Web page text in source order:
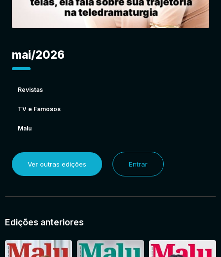
mai/2026
Revistas
TV e Famosos
Malu
Ver outras edições Entrar
Edições anteriores